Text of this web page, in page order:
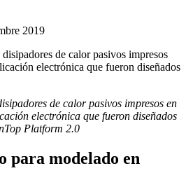
2019
de calor pasivos impresos en
electrónica que fueron diseñados
Platform 2.0
para modelado en